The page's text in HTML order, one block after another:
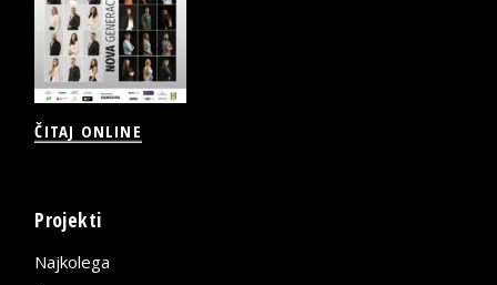
ČITAJ ONLINE
Projekti
Najkolega